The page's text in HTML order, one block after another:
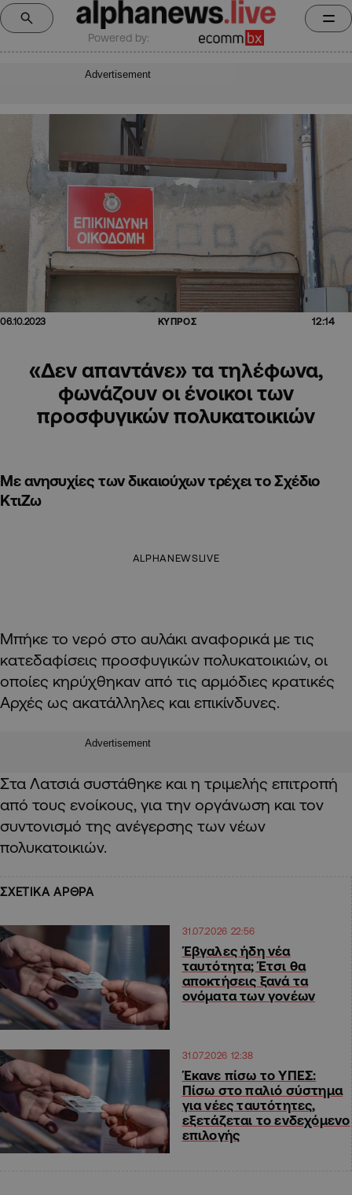
Powered by:
Advertisement
06.10.2023 ΚΥΠΡΟΣ 12:14
«Δεν απαντάνε» τα τηλέφωνα,
φωνάζουν οι ένοικοι των
προσφυγικών πολυκατοικιών
Με ανησυχίες των δικαιούχων τρέχει το Σχέδιο
ΚτιΖω
ALPHANEWSLIVE
Μπήκε το νερό στο αυλάκι αναφορικά με τις
κατεδαφίσεις προσφυγικών πολυκατοικιών, οι
οποίες κηρύχθηκαν από τις αρμόδιες κρατικές
Αρχές ως ακατάλληλες και επικίνδυνες.
Advertisement
Στα Λατσιά συστάθηκε και η τριμελής επιτροπή
από τους ενοίκους, για την οργάνωση και τον
συντονισμό της ανέγερσης των νέων
πολυκατοικιών.
ΣΧΕΤΙΚΑ ΑΡΘΡΑ
31.07.2026 22:56
Έβγαλες ήδη νέα
ταυτότητα; Έτσι θα
αποκτήσεις ξανά τα
ονόματα των γονέων
31.07.2026 12:38
Έκανε πίσω το ΥΠΕΣ:
Πίσω στο παλιό σύστημα
για νέες ταυτότητες,
εξετάζεται το ενδεχόμενο
επιλογής